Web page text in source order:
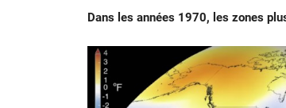
Dans les années 1970, les zones